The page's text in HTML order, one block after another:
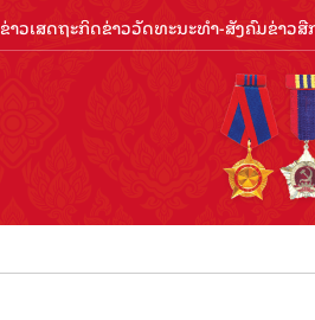
ຂ່າວເສດຖະກິດຂ່າວວັດທະນະທຳ-ສັງຄົມຂ່າວສື